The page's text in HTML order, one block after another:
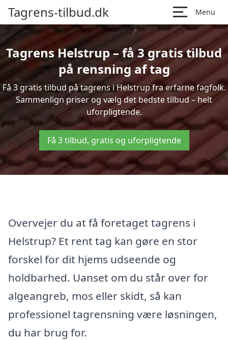
Tagrens-tilbud.dk Menu
Tagrens Helstrup – få 3 gratis tilbud
på rensning af tag
Få 3 gratis tilbud på tagrens i Helstrup fra erfarne fagfolk.
Sammenlign priser og vælg det bedste tilbud – helt
uforpligtende.
Få 3 tilbud, gratis og uforpligtende
Overvejer du at få foretaget tagrens i
Helstrup? Et rent tag kan gøre en stor
forskel for dit hjems udseende og
holdbarhed. Uanset om du står over for
algeangreb, mos eller skidt, så kan
professionel tagrensning være løsningen,
du har brug for.